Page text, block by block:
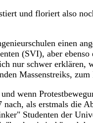
und floriert also
einen
(SVI), aber
nur schwer
Massenstreiks,
wenn
als erstmals die
Studenten der